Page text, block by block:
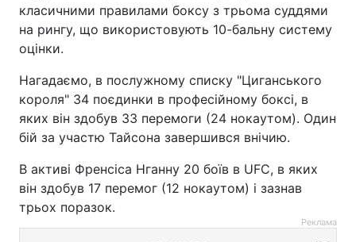
класичними правилами боксу з трьома суддями
на рингу, що використовують 10-бальну систему
оцінки.
Нагадаємо, в послужному списку "Циганського
короля" 34 поєдинки в професійному боксі, в
яких він здобув 33 перемоги (24 нокаутом). Один
бій за участю Тайсона завершився внічию.
В активі Френсіса Нганну 20 боїв в UFC, в яких
він здобув 17 перемог (12 нокаутом) і зазнав
трьох поразок.
Реклама